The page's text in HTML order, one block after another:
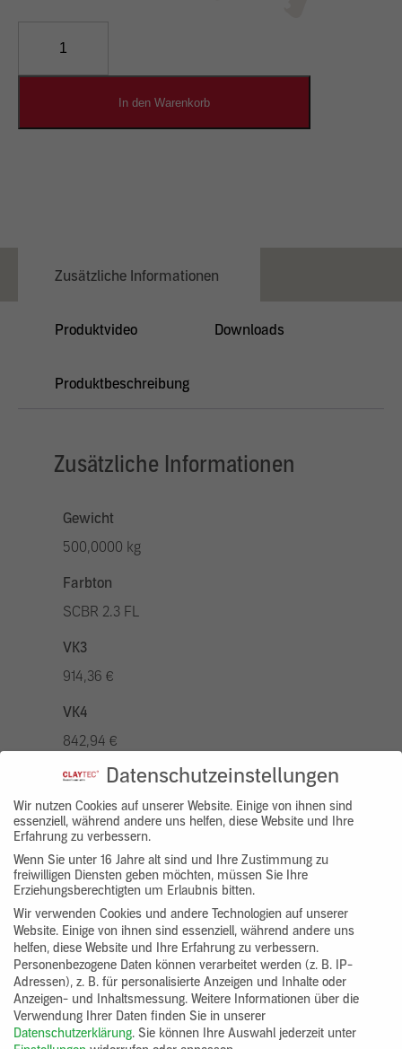
Designputz
In den Warenkorb
Zusätzliche Informationen
Produktvideo Downloads
Produktbeschreibung
Zusätzliche Informationen
Gewicht
500,0000 kg
Farbton
SCBR 2.3 FL
VK3
914,36 €
VK4
842,94 €
VK5
1042,96 €
VK7
785,77 €
Gruppenprodukt
yosima_designputz_bigb
Datenschutzeinstellungen
Wir nutzen Cookies auf unserer Website. Einige von ihnen sind
essenziell, während andere uns helfen, diese Website und Ihre
Erfahrung zu verbessern.
Wenn Sie unter 16 Jahre alt sind und Ihre Zustimmung zu
freiwilligen Diensten geben möchten, müssen Sie Ihre
Erziehungsberechtigten um Erlaubnis bitten.
Wir verwenden Cookies und andere Technologien auf unserer
Website. Einige von ihnen sind essenziell, während andere uns
helfen, diese Website und Ihre Erfahrung zu verbessern.
Personenbezogene Daten können verarbeitet werden (z. B. IP-
Adressen), z. B. für personalisierte Anzeigen und Inhalte oder
Anzeigen- und Inhaltsmessung. Weitere Informationen über die
Verwendung Ihrer Daten finden Sie in unserer
Datenschutzerklärung. Sie können Ihre Auswahl jederzeit unter